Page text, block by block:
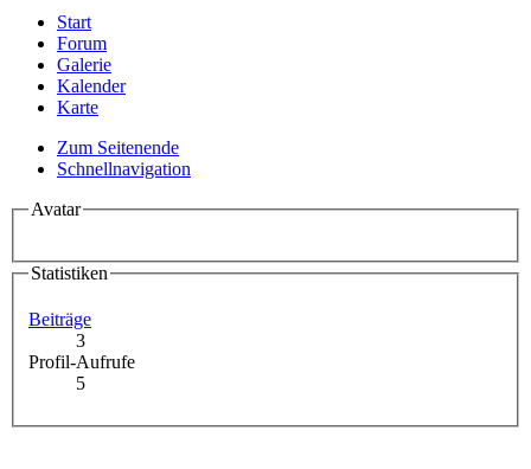
Start
Forum
Galerie
Kalender
Karte
Zum Seitenende
Schnellnavigation
Avatar
Statistiken
Beiträge
3
Profil-Aufrufe
5